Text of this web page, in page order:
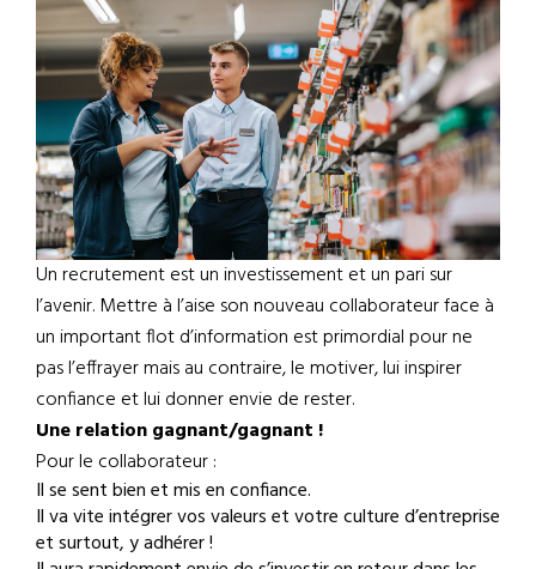
Un recrutement est un investissement et un pari sur
l’avenir. Mettre à l’aise son nouveau collaborateur face à
un important flot d’information est primordial pour ne
pas l’effrayer mais au contraire, le motiver, lui inspirer
confiance et lui donner envie de rester.
Une relation gagnant/gagnant !
Pour le collaborateur :
Il se sent bien et mis en confiance.
Il va vite intégrer vos valeurs et votre culture d’entreprise
et surtout, y adhérer !